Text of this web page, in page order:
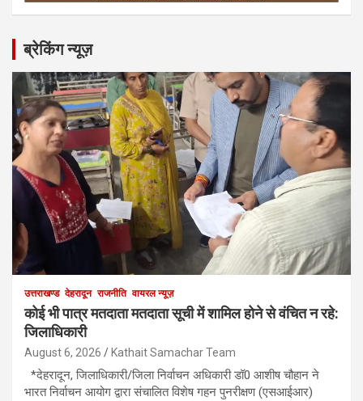
ब्रेकिंग न्यूज़
उत्तराखण्ड देहरादून राजनीति वायरल न्यूज़
कोई भी पात्र मतदाता मतदाता सूची में शामिल होने से वंचित न रहे:
जिलाधिकारी
August 6, 2026 Kathait Samachar Team
*देहरादून, जिलाधिकारी/जिला निर्वाचन अधिकारी डॉ0 आशीष चौहान ने
भारत निर्वाचन आयोग द्वारा संचालित विशेष गहन पुनरीक्षण (एसआईआर)